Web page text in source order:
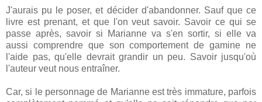
J'aurais pu le poser, et décider d'abandonner. Sauf que ce
livre est prenant, et que l'on veut savoir. Savoir ce qui se
passe après, savoir si Marianne va s'en sortir, si elle va
aussi comprendre que son comportement de gamine ne
l'aide pas, qu'elle devrait grandir un peu. Savoir jusqu'où
l'auteur veut nous entraîner.
Car, si le personnage de Marianne est très immature, parfois